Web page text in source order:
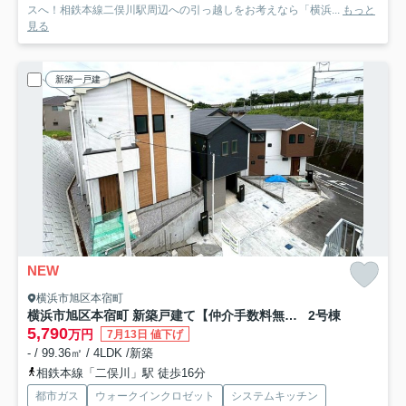
スへ！相鉄本線二俣川駅周辺への引っ越しをお考えなら「横浜... もっと
見る
新築一戸建
NEW
横浜市旭区本宿町
横浜市旭区本宿町 新築戸建て【仲介手数料無料】 2号棟
5,790万円 7月13日 値下げ
- / 99.36㎡ / 4LDK /新築
相鉄本線「二俣川」駅 徒歩16分
都市ガス ウォークインクロゼット システムキッチン